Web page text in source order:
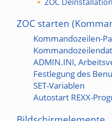
ZOC starten
Kommandozeilen-
ADMIN.INI,
Festlegung des
SET-Variablen
Autostart REXX-